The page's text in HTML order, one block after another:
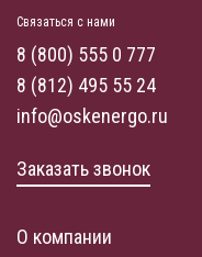
Связаться с нами
8 (800) 555 0 777
8 (812) 495 55 24
info@oskenergo.ru
Заказать звонок
О компании